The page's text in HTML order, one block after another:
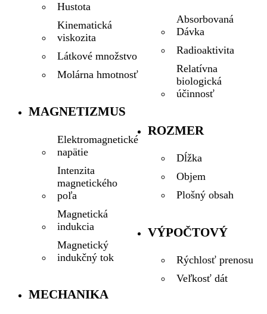
Hustota
Kinematická
viskozita
Látkové množstvo
Molárna hmotnosť
MAGNETIZMUS
Elektromagnetické
napätie
Intenzita
magnetického
poľa
Magnetická
indukcia
Magnetický
indukčný tok
MECHANIKA
Absorbovaná
Dávka
Radioaktivita
Relatívna
biologická
účinnosť
ROZMER
Dĺžka
Objem
Plošný obsah
VÝPOČTOVÝ
Rýchlosť prenosu
Veľkosť dát